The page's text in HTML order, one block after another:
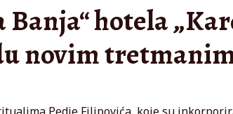
Banja“ hotela
novim